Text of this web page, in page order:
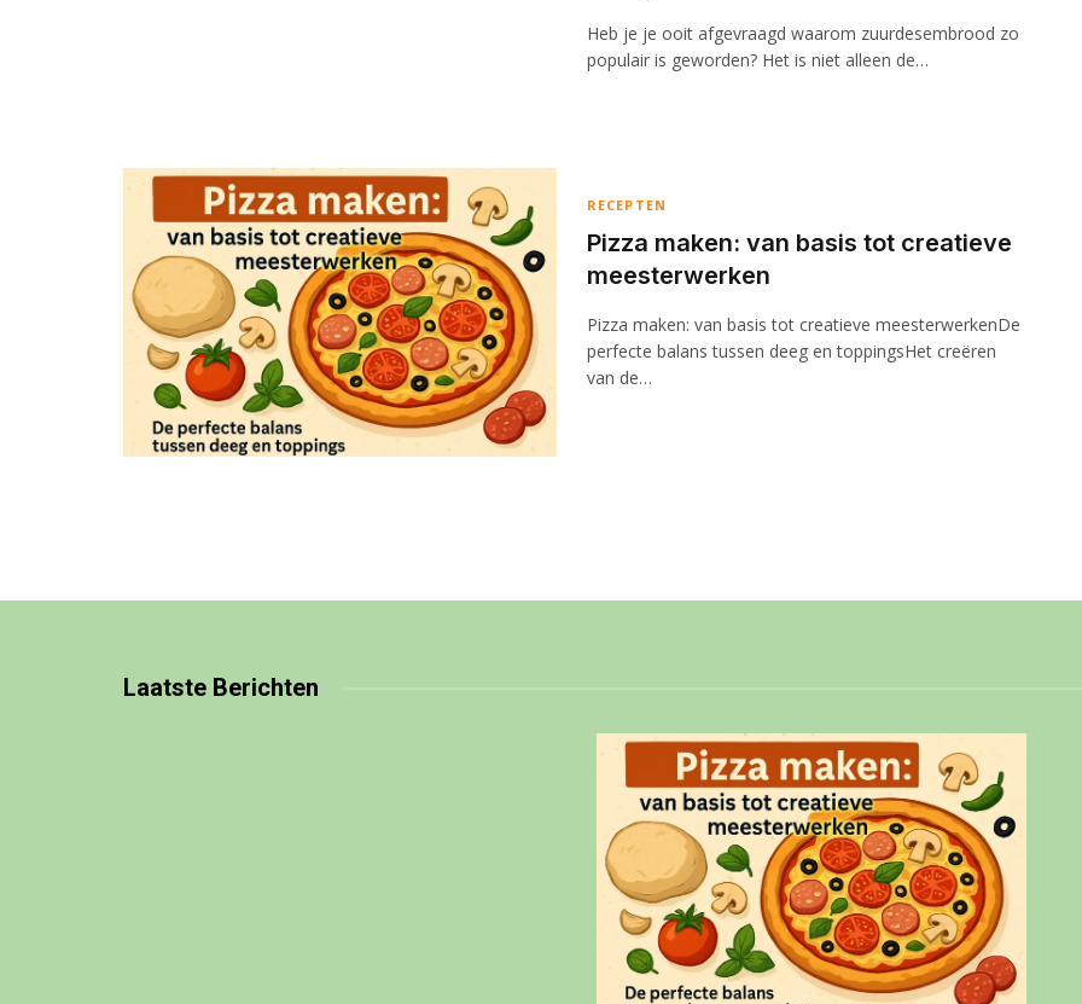
Heb je je ooit afgevraagd waarom zuurdesembrood zo
populair is geworden? Het is niet alleen de…
RECEPTEN
Pizza maken: van basis tot creatieve
meesterwerken
Pizza maken: van basis tot creatieve meesterwerkenDe
perfecte balans tussen deeg en toppingsHet creëren
van de…
Laatste Berichten